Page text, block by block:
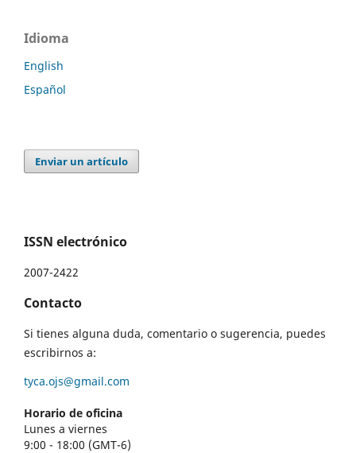
Idioma
English
Español
Enviar un artículo
ISSN electrónico
2007-2422
Contacto
Si tienes alguna duda, comentario o sugerencia, puedes
escribirnos a:
tyca.ojs@gmail.com
Horario de oficina
Lunes a viernes
9:00 - 18:00 (GMT-6)